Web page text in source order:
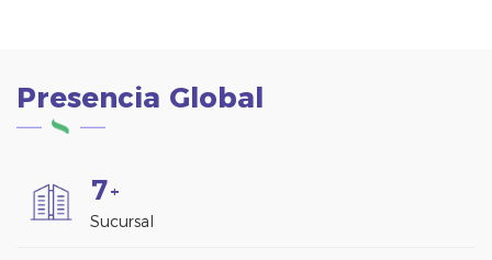
Presencia Global
7+
Sucursal